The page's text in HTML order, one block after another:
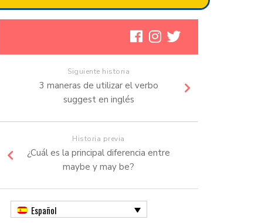
Siguiente historia
3 maneras de utilizar el verbo
suggest en inglés
Historia previa
¿Cuál es la principal diferencia entre
maybe y may be?
Español